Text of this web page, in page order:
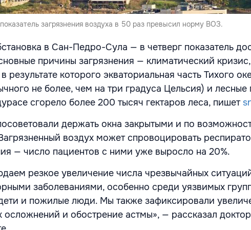
загрязнения воздуха в 50 раз превысил норму ВОЗ.
в Сан-Педро-Сула — в четверг показатель
причины загрязнения — климатический
результате которого экваториальная часть Тихого
не более, чем на три градуса Цельсия) и
сгорело более 200 тысяч гектаров леса, пишет
держать окна закрытыми и по
воздух может спровоцировать
— число пациентов с ними уже выросло на 20%.
резкое увеличение числа чрезвычайных
заболеваниями, особенно среди уязвимых
и пожилые люди. Мы также зафиксировали
осложнений и обострение астмы», — рассказал